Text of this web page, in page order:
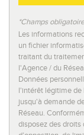
Propriétaires
Taxe habitation
Taxe foncière
Habitants de
Habitants de
Habitants de
Nombre
*Champs
Les informations
un fichier
traitant du
l'Agence / du
Données
l'intérêt légitime de
jusqu'à demande
Réseau.
disposez des droits